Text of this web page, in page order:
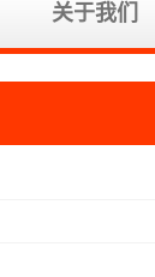
关于我们